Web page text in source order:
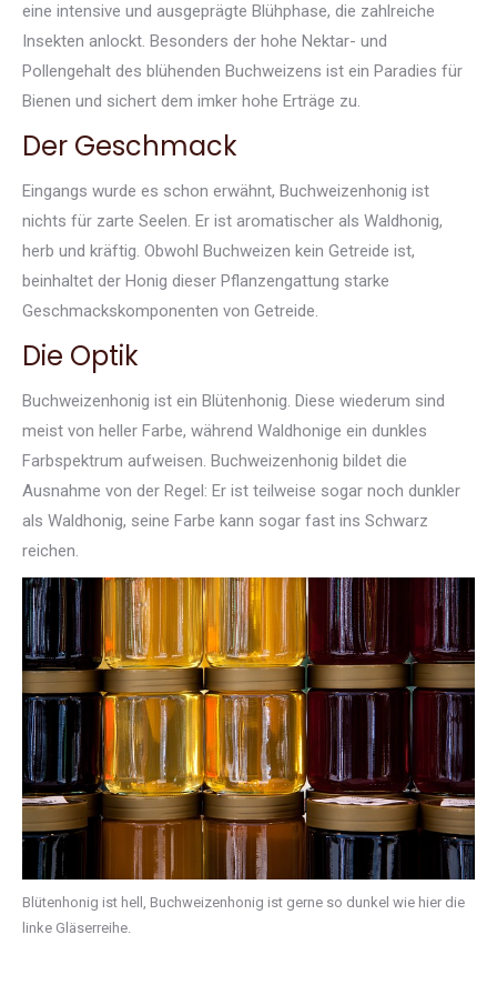
eine intensive und ausgeprägte Blühphase, die zahlreiche
Insekten anlockt. Besonders der hohe Nektar- und
Pollengehalt des blühenden Buchweizens ist ein Paradies für
Bienen und sichert dem imker hohe Erträge zu.
Der Geschmack
Eingangs wurde es schon erwähnt, Buchweizenhonig ist
nichts für zarte Seelen. Er ist aromatischer als Waldhonig,
herb und kräftig. Obwohl Buchweizen kein Getreide ist,
beinhaltet der Honig dieser Pflanzengattung starke
Geschmackskomponenten von Getreide.
Die Optik
Buchweizenhonig ist ein Blütenhonig. Diese wiederum sind
meist von heller Farbe, während Waldhonige ein dunkles
Farbspektrum aufweisen. Buchweizenhonig bildet die
Ausnahme von der Regel: Er ist teilweise sogar noch dunkler
als Waldhonig, seine Farbe kann sogar fast ins Schwarz
reichen.
Blütenhonig ist hell, Buchweizenhonig ist gerne so dunkel wie hier die
linke Gläserreihe.